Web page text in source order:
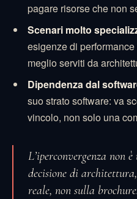
pagare risorse che non
Scenari molto
esigenze di
meglio serviti da
Dipendenza dal
suo strato software: va
vincolo, non solo una
L’iperconvergenza non
decisione di
reale, non sulla brochure.